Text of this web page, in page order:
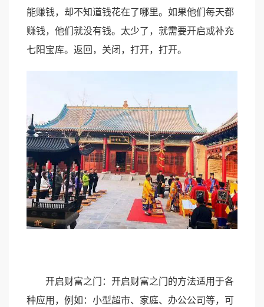
能赚钱，却不知道钱花在了哪里。如果他们每天都
赚钱，他们就没有钱。太少了，就需要开启或补充
七阳宝库。返回，关闭，打开，打开。
开启财富之门：开启财富之门的方法适用于各
种应用，例如：小型超市、家庭、办公公司等，可